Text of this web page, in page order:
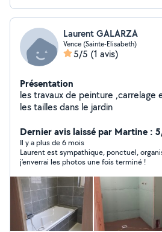
Laurent GALARZA
Vence (Sainte-Elisabeth)
5/5 (1 avis)
Présentation
les travaux de peinture
les tailles dans le jardin
Dernier avis laissé par Martine :
Il y a plus de 6 mois
Laurent est sympathique, ponctuel,
j’enverrai les photos une fois terminé !